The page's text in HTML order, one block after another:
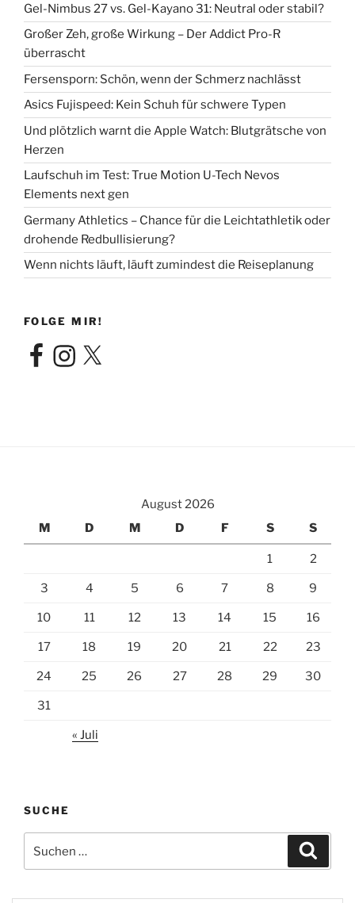
Gel-Nimbus 27 vs. Gel-Kayano 31: Neutral oder stabil?
Großer Zeh, große Wirkung – Der Addict Pro-R
überrascht
Fersensporn: Schön, wenn der Schmerz nachlässt
Asics Fujispeed: Kein Schuh für schwere Typen
Und plötzlich warnt die Apple Watch: Blutgrätsche von
Herzen
Laufschuh im Test: True Motion U-Tech Nevos
Elements next gen
Germany Athletics – Chance für die Leichtathletik oder
drohende Redbullisierung?
Wenn nichts läuft, läuft zumindest die Reiseplanung
FOLGE MIR!
FacebookInstagram
X
August 2026
M
D M D F S S
1 2
3 4 5 6 7 8 9
10 11 12 13 14 15 16
17 18 19 20 21 22 23
24 25 26 27 28 29 30
31
« Juli
SUCHE
nach: